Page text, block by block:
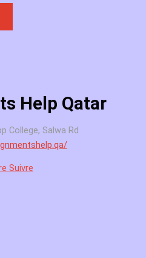
Help Qatar
College, Salwa Rd
Suivre